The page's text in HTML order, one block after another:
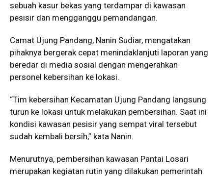
sebuah kasur bekas yang terdampar di kawasan
pesisir dan mengganggu pemandangan.
Camat Ujung Pandang, Nanin Sudiar, mengatakan
pihaknya bergerak cepat menindaklanjuti laporan yang
beredar di media sosial dengan mengerahkan
personel kebersihan ke lokasi.
“Tim kebersihan Kecamatan Ujung Pandang langsung
turun ke lokasi untuk melakukan pembersihan. Saat ini
kondisi kawasan pesisir yang sempat viral tersebut
sudah kembali bersih,” kata Nanin.
Menurutnya, pembersihan kawasan Pantai Losari
merupakan kegiatan rutin yang dilakukan pemerintah